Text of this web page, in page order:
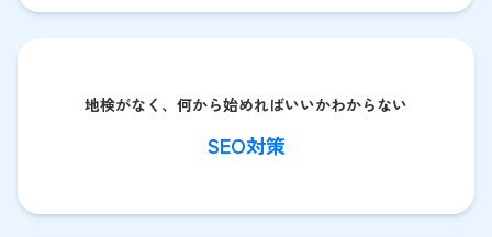
地検がなく、何から始めればいいかわからない
SEO対策